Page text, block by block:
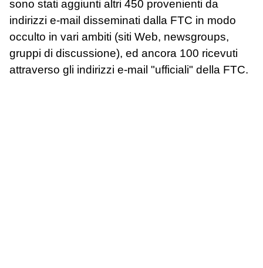
sono stati aggiunti altri 450 provenienti da
indirizzi e-mail disseminati dalla FTC in modo
occulto in vari ambiti (siti Web, newsgroups,
gruppi di discussione), ed ancora 100 ricevuti
attraverso gli indirizzi e-mail "ufficiali" della FTC.